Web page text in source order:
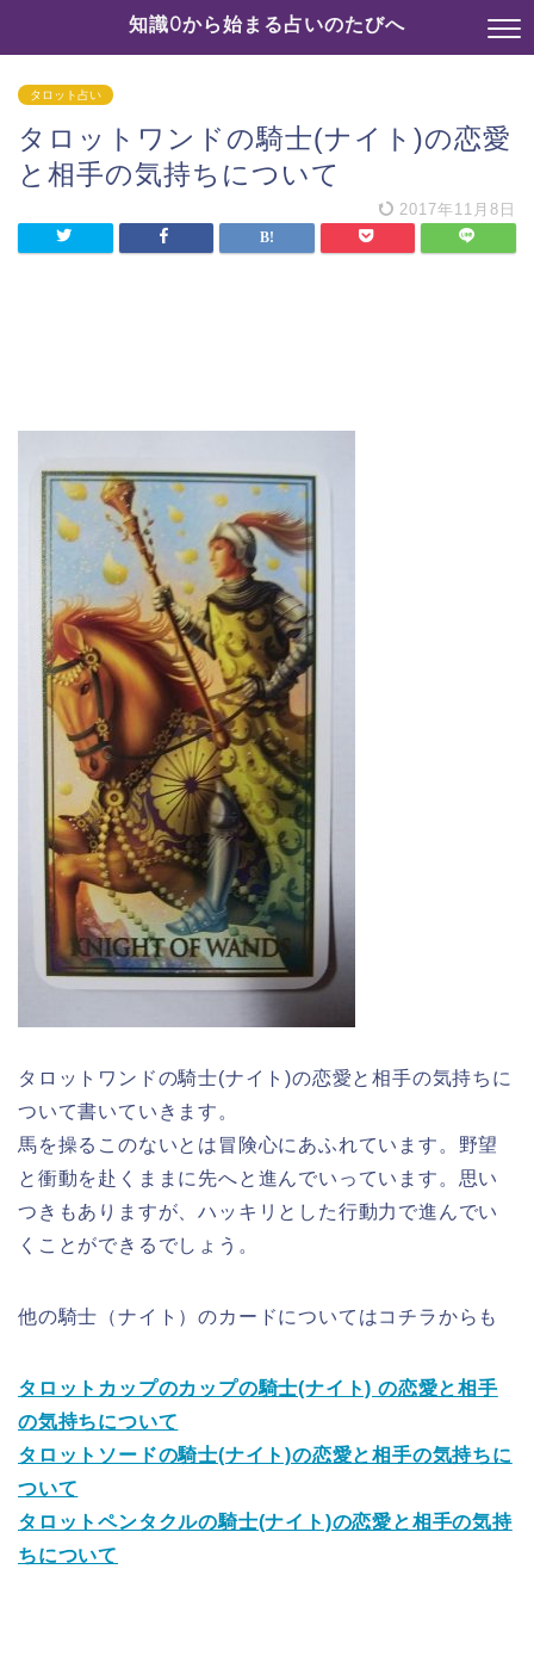
知識0から始まる占いのたびへ
タロット占い
タロットワンドの騎士(ナイト)の恋愛
と相手の気持ちについて
2017年11月8日
タロットワンドの騎士(ナイト)の恋愛と相手の気持ちに
ついて書いていきます。
馬を操るこのないとは冒険心にあふれています。野望
と衝動を赴くままに先へと進んでいっています。思い
つきもありますが、ハッキリとした行動力で進んでい
くことができるでしょう。
他の騎士（ナイト）のカードについてはコチラからも
タロットカップのカップの騎士(ナイト) の恋愛と相手
の気持ちについて
タロットソードの騎士(ナイト)の恋愛と相手の気持ちに
ついて
タロットペンタクルの騎士(ナイト)の恋愛と相手の気持
ちについて